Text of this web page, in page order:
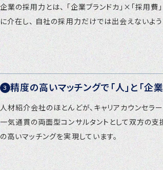
企業の採用力とは、 「企業ブランドカ」×「採用
に介在し、 自社の採用力だけでは出会えないよ
精度の高いマッチングで「人」と「企
人材紹介会社のほとんどが、キャリアカウンセラ
一気通貫の両面型コンサルタントとして双方の支
の高いマッチングを実現しています。